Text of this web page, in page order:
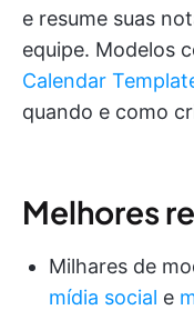
e resume suas
equipe. Modelos
Calendar
quando e como
Melhores
Milhares de
mídia social e